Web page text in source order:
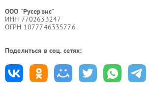
ООО "Русервис"
ИНН 7702633247
ОГРН 1077746335776
Поделиться в соц. сетях: